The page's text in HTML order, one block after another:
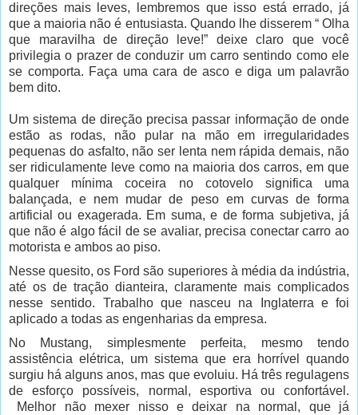
direções mais leves, lembremos que isso está errado, já
que a maioria não é entusiasta. Quando lhe disserem “ Olha
que maravilha de direção leve!” deixe claro que você
privilegia o prazer de conduzir um carro sentindo como ele
se comporta. Faça uma cara de asco e diga um palavrão
bem dito.
Um sistema de direção precisa passar informação de onde
estão as rodas, não pular na mão em irregularidades
pequenas do asfalto, não ser lenta nem rápida demais, não
ser ridiculamente leve como na maioria dos carros, em que
qualquer mínima coceira no cotovelo significa uma
balançada, e nem mudar de peso em curvas de forma
artificial ou exagerada. Em suma, e de forma subjetiva, já
que não é algo fácil de se avaliar, precisa conectar carro ao
motorista e ambos ao piso.
Nesse quesito, os Ford são superiores à média da indústria,
até os de tração dianteira, claramente mais complicados
nesse sentido. Trabalho que nasceu na Inglaterra e foi
aplicado a todas as engenharias da empresa.
No Mustang, simplesmente perfeita, mesmo tendo
assistência elétrica, um sistema que era horrível quando
surgiu há alguns anos, mas que evoluiu. Há três regulagens
de esforço possíveis, normal, esportiva ou confortável.
Melhor não mexer nisso e deixar na normal, que já